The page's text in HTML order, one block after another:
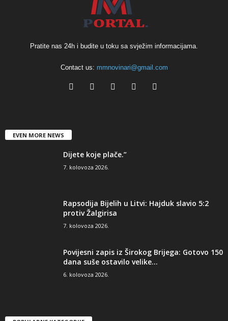
Pratite nas 24h i budite u toku sa svježim informacijama.
Contact us: mmnovinari@gmail.com
EVEN MORE NEWS
Dijete koje plače.”
7. kolovoza 2026.
Rapsodija Bijelih u Litvi: Hajduk slavio 5:2
protiv Žalgirisa
7. kolovoza 2026.
Povijesni zapis iz Širokog Brijega: Gotovo 150
dana suše ostavilo velike...
6. kolovoza 2026.